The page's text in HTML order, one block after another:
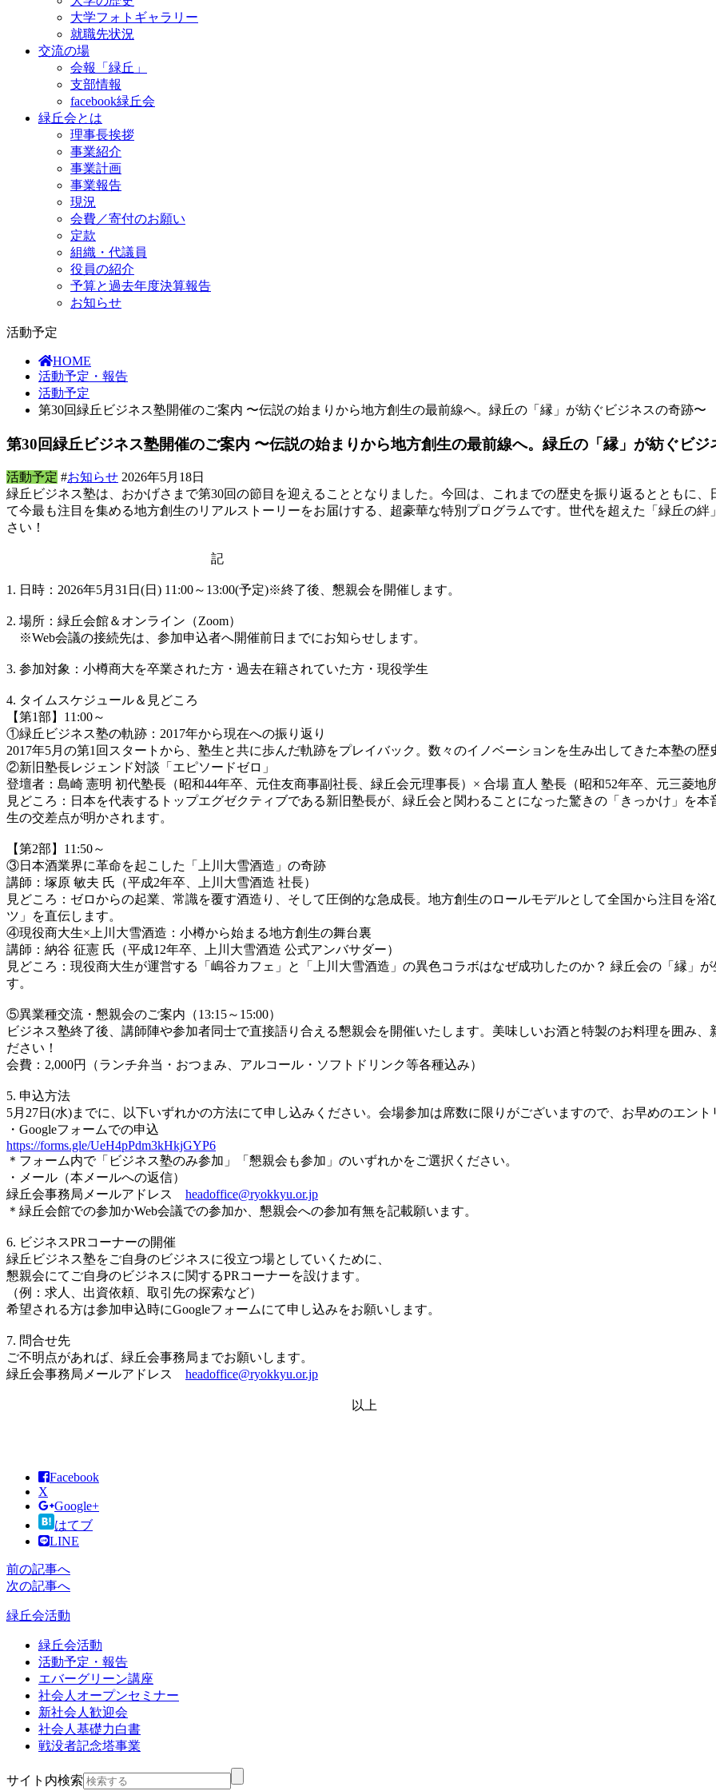
大学フォトギャラリー
就職先状況
交流の場
会報「緑丘」
支部情報
facebook緑丘会
緑丘会とは
理事長挨拶
事業紹介
事業計画
事業報告
現況
会費／寄付のお願い
定款
組織・代議員
役員の紹介
予算と過去年度決算報告
お知らせ
活動予定
HOME
活動予定・報告
活動予定
第30回緑丘ビジネス塾開催のご案内 〜伝説の始まりから地方創生の最前線へ。緑丘の「縁」が紡ぐビジネスの奇跡〜
第30回緑丘ビジネス塾開催のご案内 〜伝説の始まりから地方創生の最前線へ。緑丘の「縁」が紡ぐビジ
活動予定 #お知らせ 2026年5月18日
緑丘ビジネス塾は、おかげさまで第30回の節目を迎えることとなりました。今回は、これまでの歴史を振り返るとともに
て今最も注目を集める地方創生のリアルストーリーをお届けする、超豪華な特別プログラムです。世代を超えた「緑丘の
さい！
記
1. 日時：2026年5月31日(日) 11:00～13:00(予定)※終了後、懇親会を開催します。
2. 場所：緑丘会館＆オンライン（Zoom）
※Web会議の接続先は、参加申込者へ開催前日までにお知らせします。
3. 参加対象：小樽商大を卒業された方・過去在籍されていた方・現役学生
4. タイムスケジュール＆見どころ
【第1部】11:00～
①緑丘ビジネス塾の軌跡：2017年から現在への振り返り
2017年5月の第1回スタートから、塾生と共に歩んだ軌跡をプレイバック。数々のイノベーションを生み出してきた本塾の歴
②新旧塾長レジェンド対談「エピソードゼロ」
登壇者：島崎 憲明 初代塾長（昭和44年卒、元住友商事副社長、緑丘会元理事長）× 合場 直人 塾長（昭和52年卒、元三菱地
見どころ：日本を代表するトップエグゼクティブである新旧塾長が、緑丘会と関わることになった驚きの「きっかけ」を
生の交差点が明かされます。
【第2部】11:50～
③日本酒業界に革命を起こした「上川大雪酒造」の奇跡
講師：塚原 敏夫 氏（平成2年卒、上川大雪酒造 社長）
見どころ：ゼロからの起業、常識を覆す酒造り、そして圧倒的な急成長。地方創生のロールモデルとして全国から注目を
ツ」を直伝します。
④現役商大生×上川大雪酒造：小樽から始まる地方創生の舞台裏
講師：納谷 征憲 氏（平成12年卒、上川大雪酒造 公式アンバサダー）
見どころ：現役商大生が運営する「嶋谷カフェ」と「上川大雪酒造」の異色コラボはなぜ成功したのか？ 緑丘会の「縁」
す。
⑤異業種交流・懇親会のご案内（13:15～15:00）
ビジネス塾終了後、講師陣や参加者同士で直接語り合える懇親会を開催いたします。美味しいお酒と特製のお料理を囲み
ださい！
会費：2,000円（ランチ弁当・おつまみ、アルコール・ソフトドリンク等各種込み）
5. 申込方法
5月27日(水)までに、以下いずれかの方法にて申し込みください。会場参加は席数に限りがございますので、お早めのエント
・Googleフォームでの申込
https://forms.gle/UeH4pPdm3kHkjGYP6
＊フォーム内で「ビジネス塾のみ参加」「懇親会も参加」のいずれかをご選択ください。
・メール（本メールへの返信）
緑丘会事務局メールアドレス headoffice@ryokkyu.or.jp
＊緑丘会館での参加かWeb会議での参加か、懇親会への参加有無を記載願います。
6. ビジネスPRコーナーの開催
緑丘ビジネス塾をご自身のビジネスに役立つ場としていくために、
懇親会にてご自身のビジネスに関するPRコーナーを設けます。
（例：求人、出資依頼、取引先の探索など）
希望される方は参加申込時にGoogleフォームにて申し込みをお願いします。
7. 問合せ先
ご不明点があれば、緑丘会事務局までお願いします。
緑丘会事務局メールアドレス headoffice@ryokkyu.or.jp
以上
Facebook
X
Google+
はてブ
LINE
前の記事へ
次の記事へ
緑丘会活動
緑丘会活動
活動予定・報告
エバーグリーン講座
社会人オープンセミナー
新社会人歓迎会
社会人基礎力白書
戦没者記念塔事業
サイト内検索